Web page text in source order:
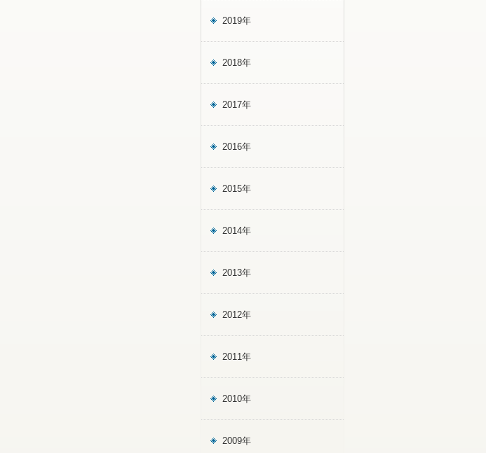
2019年
2018年
2017年
2016年
2015年
2014年
2013年
2012年
2011年
2010年
2009年